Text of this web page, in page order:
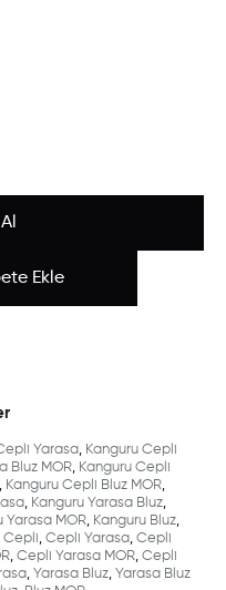
Yarasa, Kanguru Cepli
Bluz MOR, Kanguru Cepli
, Kanguru Cepli Bluz MOR,
, Kanguru Yarasa Bluz,
Yarasa MOR, Kanguru Bluz,
Cepli , Cepli Yarasa, Cepli
, Cepli Yarasa MOR, Cepli
, Yarasa Bluz, Yarasa Bluz